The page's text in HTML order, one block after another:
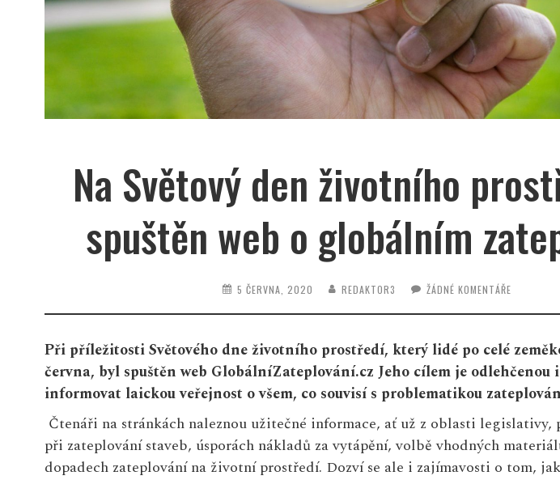
Na Světový den životního
spuštěn web o globálním
5 ČERVNA, 2020 REDAKTOR3 ŽÁDNÉ KOMENTÁŘE
Při příležitosti Světového dne životního prostředí, který lidé po celé
června, byl spuštěn web GlobálníZateplování.cz Jeho cílem je odlehčenou
informovat laickou veřejnost o všem, co souvisí s problematikou
Čtenáři na stránkách naleznou užitečné informace, ať už z oblasti legislativy,
při zateplování staveb, úsporách nákladů za vytápění, volbě vhodných
dopadech zateplování na životní prostředí. Dozví se ale i zajímavosti o tom,